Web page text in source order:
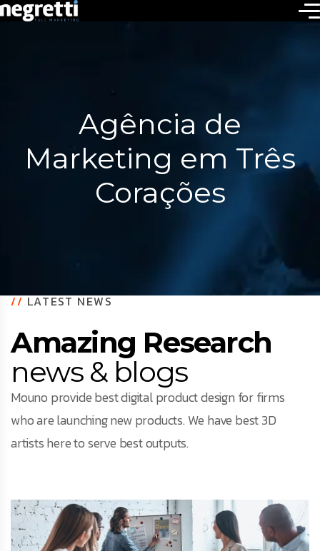
Agência de
Marketing em Três
Corações
//LATEST NEWS
Amazing Research
news & blogs
Mouno provide best digital product design for firms
who are launching new products. We have best 3D
artists here to serve best outputs.